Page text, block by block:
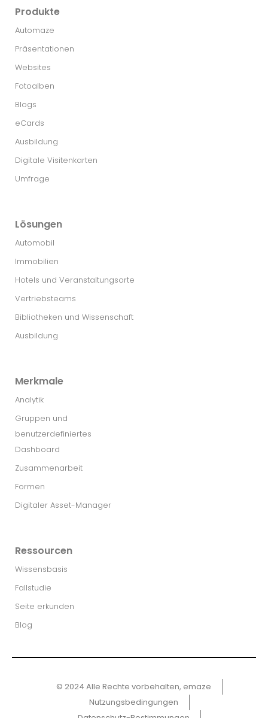
Produkte
Automaze
Präsentationen
Websites
Fotoalben
Blogs
eCards
Ausbildung
Digitale Visitenkarten
Umfrage
Lösungen
Automobil
Immobilien
Hotels und Veranstaltungsorte
Vertriebsteams
Bibliotheken und Wissenschaft
Ausbildung
Merkmale
Analytik
Gruppen und
benutzerdefiniertes
Dashboard
Zusammenarbeit
Formen
Digitaler Asset-Manager
Ressourcen
Wissensbasis
Fallstudie
Seite erkunden
Blog
© 2024 Alle Rechte vorbehalten, emaze
Nutzungsbedingungen